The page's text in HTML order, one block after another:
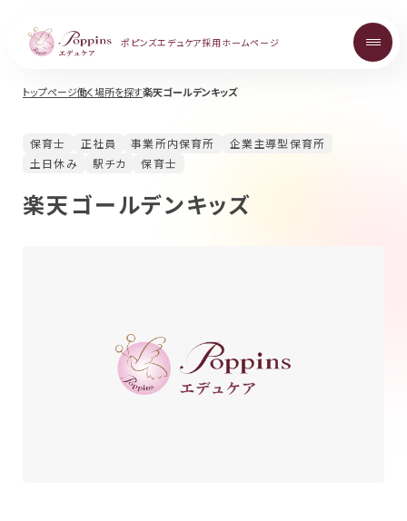
ポピンズエデュケア採用ホームページ
ポピンズエデュケアを知る
Topics
中途採用について
トップページ働く場所を探す楽天ゴールデンキッズ
保育士 正社員 事業所内保育所
企業主導型保育所
土日休み
駅チカ 保育士
楽天ゴールデンキッズ